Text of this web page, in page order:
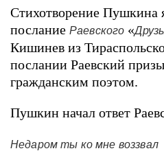
Стихотворение Пушкина
послание Раевского «
Кишинев из
послании Раевский
гражданским поэтом.
Пушкин начал ответ
Недаром ты ко мне воззвал